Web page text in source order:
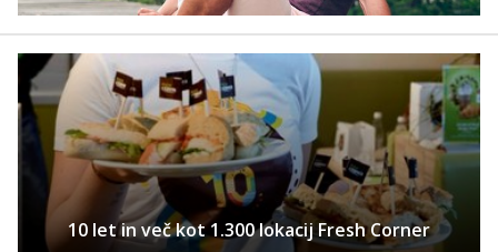
10 let in več kot 1.300 lokacij Fresh Corner